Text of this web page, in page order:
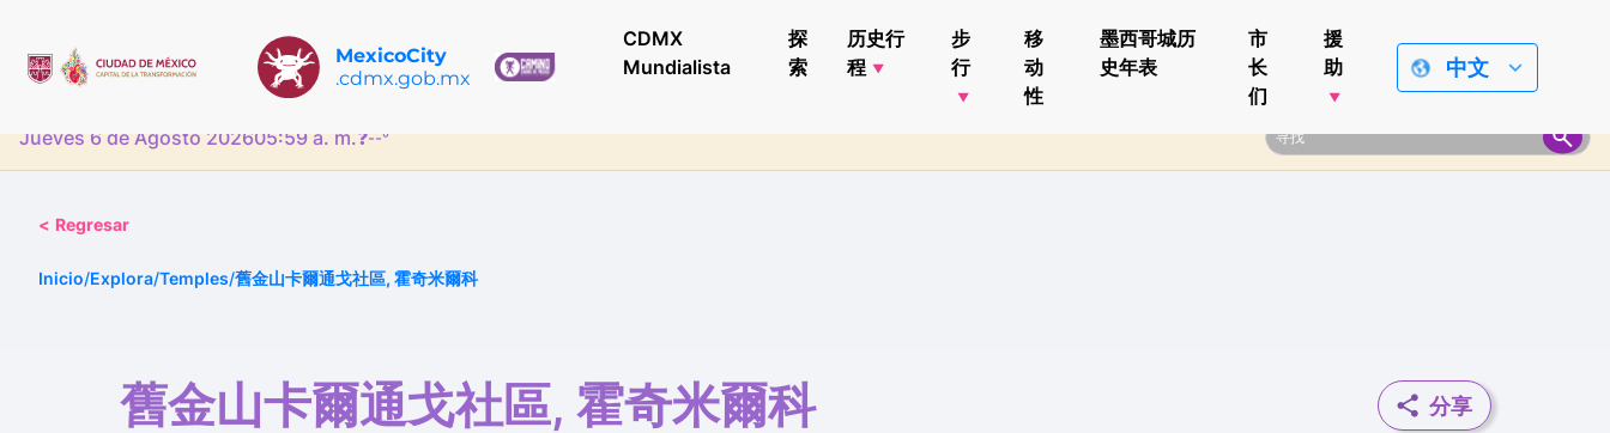
MexicoCity
.cdmx.gob.mx
CDMX
Mundialista
探
索
历史行
程
步
行
移
动
性
墨西哥城历
史年表
市
长
们
援
助
中文
Jueves 6 de Agosto 202605:59 a. m.❓--°
< Regresar
Inicio/Explora/Temples/舊金山卡爾通戈社區, 霍奇米爾科
舊金山卡爾通戈社區, 霍奇米爾科 分享